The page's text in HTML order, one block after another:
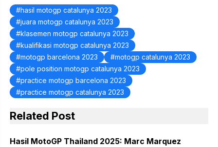
hasil motogp catalunya 2023
juara motogp catalunya 2023
klasemen motogp catalunya 2023
kualifikasi motogp catalunya 2023
motogp barcelona 2023
motogp catalunya 2023
pole position motogp catalunya 2023
practice motogp barcelona 2023
practice motogp catalunya 2023
Related Post
Hasil MotoGP Thailand 2025: Marc Marquez